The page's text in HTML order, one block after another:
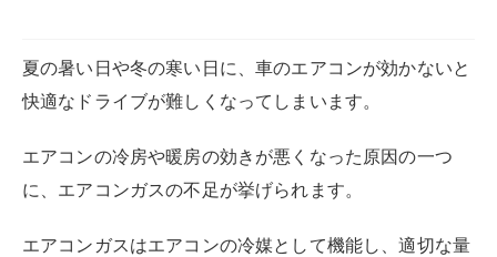
夏の暑い日や冬の寒い日に、車のエアコンが効かないと
快適なドライブが難しくなってしまいます。
エアコンの冷房や暖房の効きが悪くなった原因の一つ
に、エアコンガスの不足が挙げられます。
エアコンガスはエアコンの冷媒として機能し、適切な量